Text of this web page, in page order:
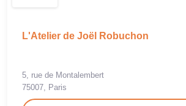
L'Atelier de Joël Robuchon
5, rue de Montalembert
75007, Paris